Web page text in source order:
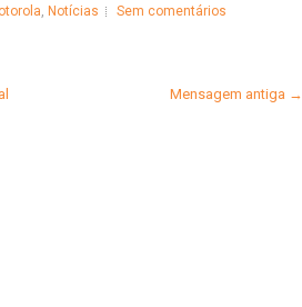
, Notícias Sem comentários
Mensagem antiga →